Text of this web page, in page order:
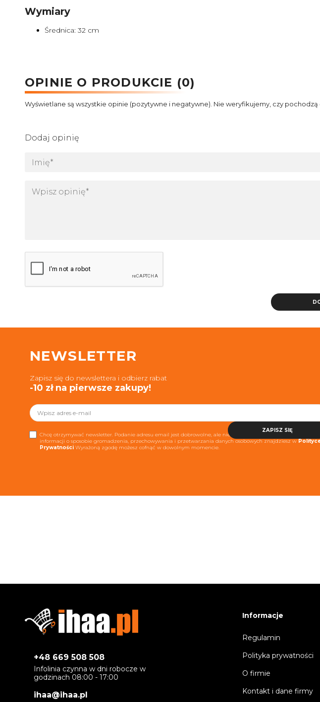
Wymiary
Średnica: 32 cm
OPINIE O PRODUKCIE (0)
Wyświetlane są wszystkie opinie (pozytywne i negatywne). Nie weryfikujemy, czy
Dodaj opinię
NEWSLETTER
Zapisz się do newslettera i odbierz rabat
-10 zł na pierwsze zakupy!
ZAPISZ SIĘ
Chcę otrzymywać newsletter. Podanie adresu email jest dobrowolne, ale niezbędne do realizacji usługi. Więcej
informacji o sposobie gromadzenia, przechowywania i przetwarzania danych osobowych znajdziesz w
Prywatności Wyrażoną zgodę możesz cofnąć w dowolnym momencie.
+48 669 508 508
Infolinia czynna w dni robocze w
godzinach 08:00 - 17:00
ihaa@ihaa.pl
Informacje
Regulamin
Polityka prywatności
O firmie
Kontakt i dane firmy